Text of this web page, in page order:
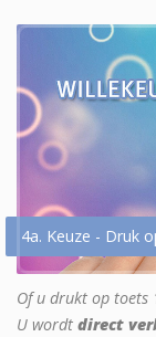
4a. Keuze - Druk
Of u drukt op toets
U wordt direct